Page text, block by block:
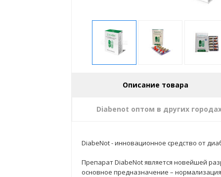
Описание товара
Diabenot оптом в других
DiabeNot - инновационное средство от
Препарат DiabeNot является новейшей
основное предназначение –